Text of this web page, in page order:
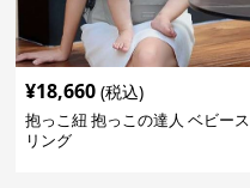
¥18,660 (税込)
抱っこ紐 抱っこの達人 ベビース
リング